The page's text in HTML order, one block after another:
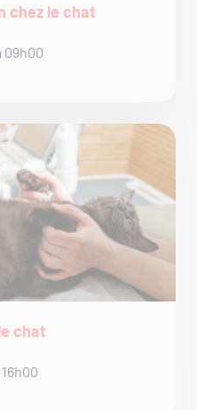
chez le chat
09h00
chat